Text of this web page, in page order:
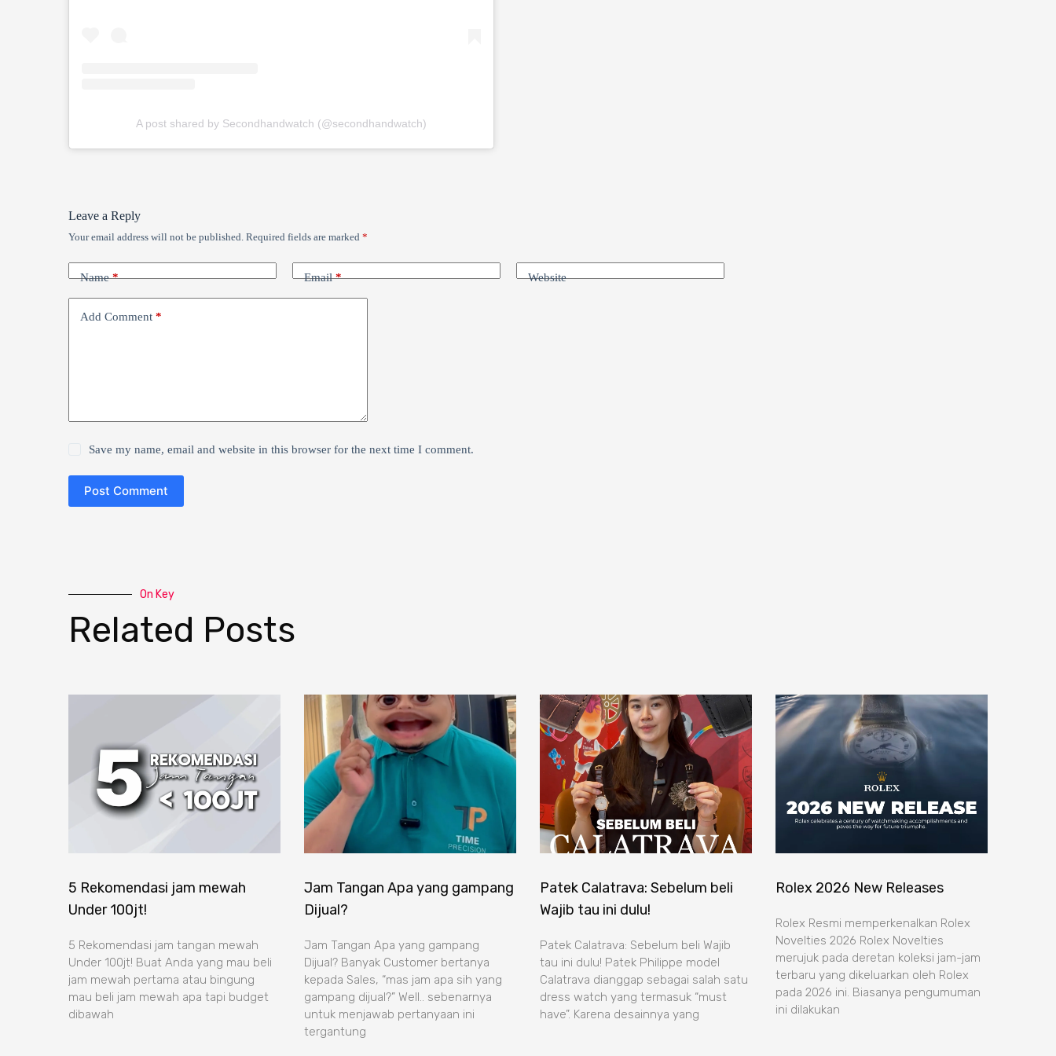
A post shared by Secondhandwatch (@secondhandwatch)
Leave a Reply
Your email address will not be published. Required fields are marked*
Name* Email* Website
Add Comment *
Save my name, email and website in this browser for the next time I comment.
Post Comment
On Key
Related Posts
5 Rekomendasi jam mewah
Under 100jt!
5 Rekomendasi jam tangan mewah
Under 100jt! Buat Anda yang mau beli
jam mewah pertama atau bingung
mau beli jam mewah apa tapi budget
dibawah
Jam Tangan Apa yang gampang
Dijual?
Jam Tangan Apa yang gampang
Dijual? Banyak Customer bertanya
kepada Sales, “mas jam apa sih yang
gampang dijual?” Well.. sebenarnya
untuk menjawab pertanyaan ini
tergantung
Patek Calatrava: Sebelum beli
Wajib tau ini dulu!
Patek Calatrava: Sebelum beli Wajib
tau ini dulu! Patek Philippe model
Calatrava dianggap sebagai salah satu
dress watch yang termasuk “must
have”. Karena desainnya yang
Rolex 2026 New Releases
Rolex Resmi memperkenalkan Rolex
Novelties 2026 Rolex Novelties
merujuk pada deretan koleksi jam-jam
terbaru yang dikeluarkan oleh Rolex
pada 2026 ini. Biasanya pengumuman
ini dilakukan